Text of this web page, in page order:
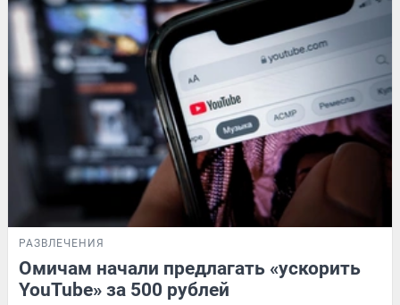
РАЗВЛЕЧЕНИЯ
Омичам начали предлагать «ускорить
YouTube» за 500 рублей